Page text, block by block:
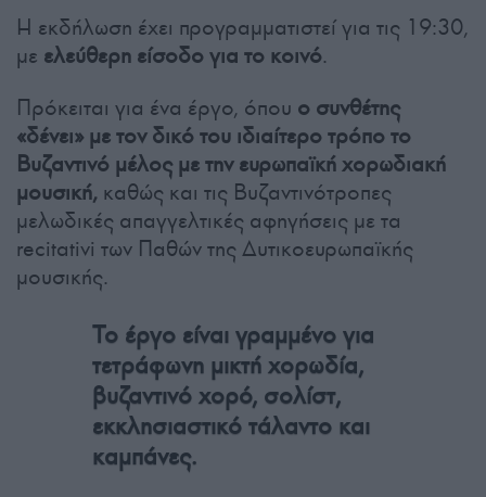
Η εκδήλωση έχει προγραμματιστεί για τις 19:30,
με ελεύθερη είσοδο για το κοινό.
Πρόκειται για ένα έργο, όπου ο συνθέτης
«δένει» με τον δικό του ιδιαίτερο τρόπο το
Βυζαντινό μέλος με την ευρωπαϊκή χορωδιακή
μουσική, καθώς και τις Βυζαντινότροπες
μελωδικές απαγγελτικές αφηγήσεις με τα
recitativi των Παθών της Δυτικοευρωπαϊκής
μουσικής.
Το έργο είναι γραμμένο για
τετράφωνη μικτή χορωδία,
βυζαντινό χορό, σολίστ,
εκκλησιαστικό τάλαντο και
καμπάνες.